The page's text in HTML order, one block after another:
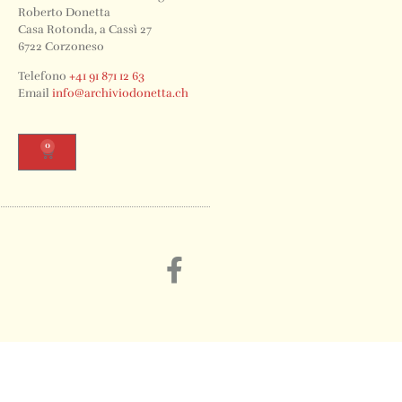
Roberto Donetta
Casa Rotonda, a Cassì 27
6722 Corzoneso
Telefono +41 91 871 12 63
Email info@archiviodonetta.ch
0